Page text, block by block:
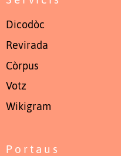
Dicodòc
Revirada
Còrpus
Votz
Wikigram
Portaus